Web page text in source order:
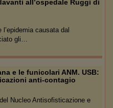
all’ospedale Ruggi di
causata dal
gli…
e le funicolari ANM. USB:
anti-contagio
Nucleo Antisofisticazione e